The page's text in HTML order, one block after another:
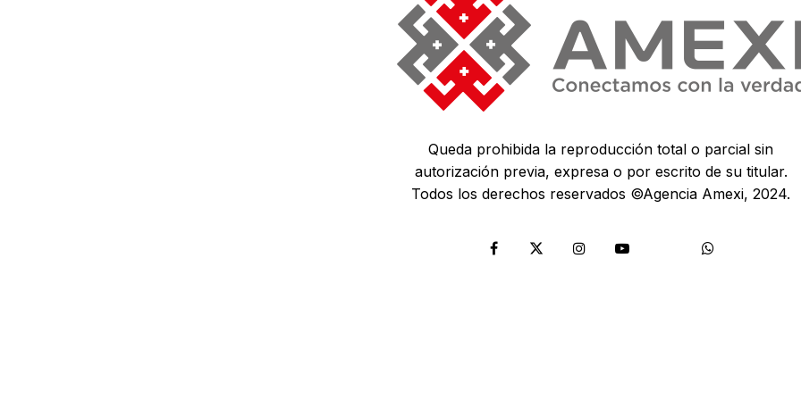
Queda prohibida la reproducción total o parcial sin
autorización previa, expresa o por escrito de su titular.
Todos los derechos reservados ©Agencia Amexi, 2024.